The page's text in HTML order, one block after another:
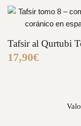
Autor : Imam Abu
Contenido :
Idioma: Espanol
Formato
Tafsir al Qurtubi
17,90€